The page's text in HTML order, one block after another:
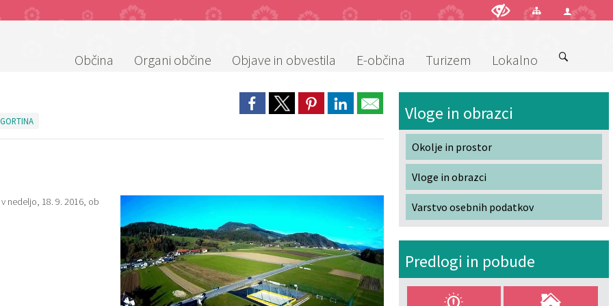
Občina Organi občine Objave in obvestila E-občina Turizem Lokalno
nedeljo, 18. 9. 2016, ob
Vloge in obrazci
Okolje in prostor
Vloge in obrazci
Varstvo osebnih podatkov
Predlogi in pobude